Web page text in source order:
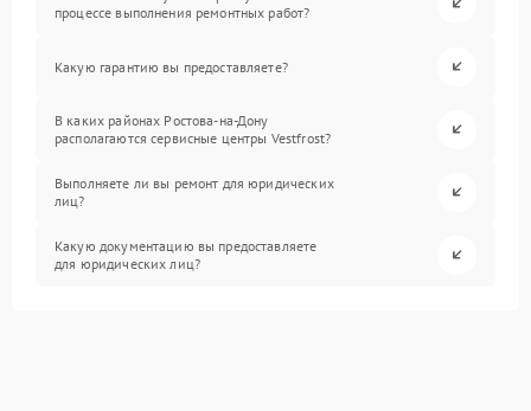
процессе выполнения ремонтных работ?
Какую гарантию вы предоставляете?
В каких районах Ростова-на-Дону
располагаются сервисные центры Vestfrost?
Выполняете ли вы ремонт для юридических
лиц?
Какую документацию вы предоставляете
для юридических лиц?